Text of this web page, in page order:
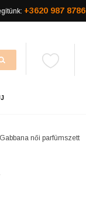
+3620 987 8786
női parfümszett